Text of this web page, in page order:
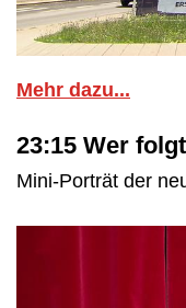
Mehr dazu...
23:15 Wer
Mini-Porträt der